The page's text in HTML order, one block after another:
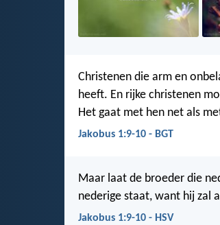
Christenen die arm en
heeft. En rijke christenen
Het gaat met hen net als
Jakobus 1:9-10 - BGT
Maar laat de broeder die
nederige staat, want hij zal
Jakobus 1:9-10 - HSV